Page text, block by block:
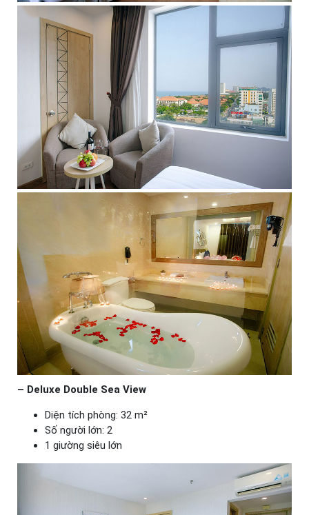
– Deluxe Double Sea View
Diện tích phòng: 32 m²
Số người lớn: 2
1 giường siêu lớn